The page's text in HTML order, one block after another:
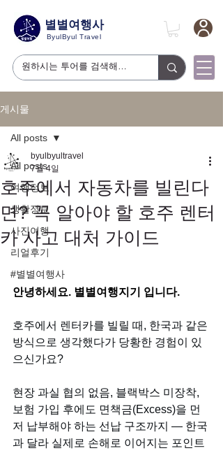
별별여행사
ByulByul Travel
게시물
All posts
여행정보
생활정보
사진여행
리얼후기
#별별여행사
All posts
호주에서 자동차를 빌린다
면? 꼭 알아야 할 호주 렌터
카 사고 대처 가이드
byulbyultravel
7월 4일
안녕하세요. 별별여행지기 입니다.
호주에서 렌터카를 빌릴 때, 한국과 같은
방식으로 생각했다가 당황한 경험이 있
으신가요?
현장 과실 협의 없음, 블랙박스 미장착,
보험 가입 후에도 면책금(Excess)을 먼
저 납부해야 하는 선납 구조까지 — 한국
과 달라 실제로 손해로 이어지는 포인트